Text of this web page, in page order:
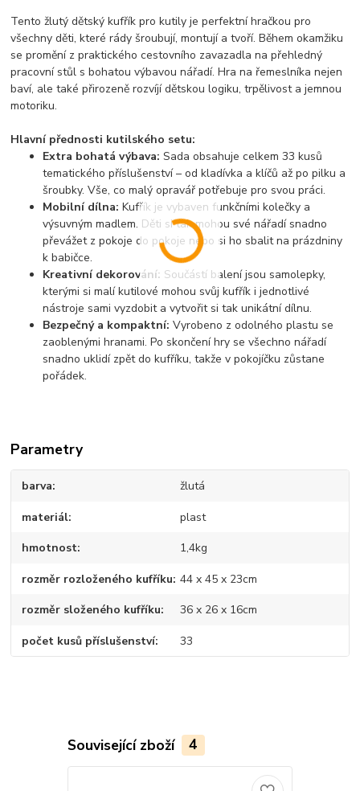
Tentožlutý dětský kufřík pro kutily je perfektní hračkou pro
všechny děti, které rády šroubují, montují a tvoří. Během okamžiku
se promění z praktického cestovního zavazadla napřehledný
pracovní stůl s bohatou výbavou nářadí. Hra na řemeslníka nejen
baví, ale také přirozeně rozvíjí dětskou logiku, trpělivost a jemnou
motoriku.
Hlavní přednosti kutilského setu:
Extra bohatá výbava: Sada obsahuje celkem33 kusů
tematického příslušenství– od kladívka a klíčů až po pilku a
šroubky. Vše, co malý opravář potřebuje pro svou práci.
Mobilní dílna: Kufřík je vybaven funkčními kolečky a
výsuvným madlem. Děti si tak mohou své nářadí snadno
převážet z pokoje do pokoje nebo si ho sbalit na prázdniny
k babičce.
Kreativní dekorování: Součástí balení jsou samolepky,
kterými si malí kutilové mohou svůj kufřík i jednotlivé
nástroje sami vyzdobit a vytvořit si tak unikátní dílnu.
Bezpečný a kompaktní: Vyrobeno z odolného plastu se
zaoblenými hranami. Po skončení hry se všechno nářadí
snadno uklidí zpět do kufříku, takže v pokojíčku zůstane
pořádek.
Parametry
barva žlutá
materiál plast
hmotnost 1,4kg
rozměr rozloženého kufříku 44 x 45 x 23cm
rozměr složeného kufříku 36 x 26 x 16cm
počet kusů příslušenství 33
Související zboží 4